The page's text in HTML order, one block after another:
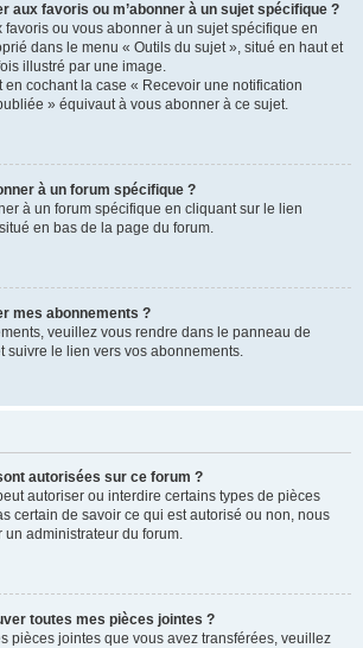
aux favoris ou m’abonner à un sujet spécifique ?
favoris ou vous abonner à un sujet spécifique en
dans le menu « Outils du sujet », situé en haut et
illustré par une image.
en cochant la case « Recevoir une notification
» équivaut à vous abonner à ce sujet.
à un forum spécifique ?
à un forum spécifique en cliquant sur le lien
en bas de la page du forum.
mes abonnements ?
veuillez vous rendre dans le panneau de
suivre le lien vers vos abonnements.
autorisées sur ce forum ?
autoriser ou interdire certains types de pièces
certain de savoir ce qui est autorisé ou non, nous
un administrateur du forum.
toutes mes pièces jointes ?
pièces jointes que vous avez transférées, veuillez